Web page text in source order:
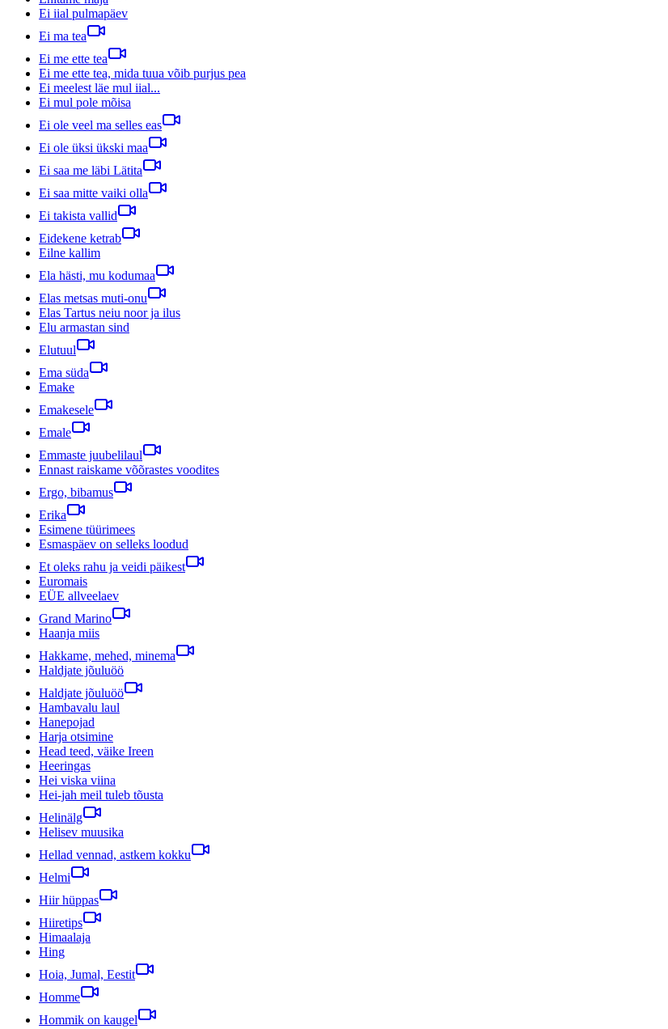
Ei iial pulmapäev
Ei ma tea
Ei me ette tea
Ei me ette tea, mida tuua võib purjus pea
Ei meelest läe mul iial...
Ei mul pole mõisa
Ei ole veel ma selles eas
Ei ole üksi ükski maa
Ei saa me läbi Lätita
Ei saa mitte vaiki olla
Ei takista vallid
Eidekene ketrab
Eilne kallim
Ela hästi, mu kodumaa
Elas metsas muti-onu
Elas Tartus neiu noor ja ilus
Elu armastan sind
Elutuul
Ema süda
Emake
Emakesele
Emale
Emmaste juubelilaul
Ennast raiskame võõrastes voodites
Ergo, bibamus
Erika
Esimene tüürimees
Esmaspäev on selleks loodud
Et oleks rahu ja veidi päikest
Euromais
EÜE allveelaev
Grand Marino
Haanja miis
Hakkame, mehed, minema
Haldjate jõuluöö
Haldjate jõuluöö
Hambavalu laul
Hanepojad
Harja otsimine
Head teed, väike Ireen
Heeringas
Hei viska viina
Hei-jah meil tuleb tõusta
Helinälg
Helisev muusika
Hellad vennad, astkem kokku
Helmi
Hiir hüppas
Hiiretips
Himaalaja
Hing
Hoia, Jumal, Eestit
Homme
Hommik on kaugel